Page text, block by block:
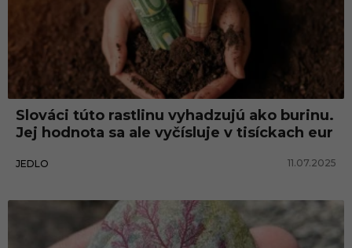
n
e
Slováci túto rastlinu vyhadzujú ako burinu.
Jej hodnota sa ale vyčísluje v tisíckach eur
JEDLO 11.07.2025